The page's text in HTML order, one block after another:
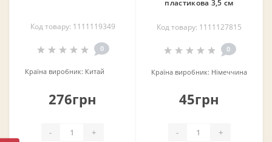
Код товару: 1111119349
0
Країна виробник: Китай
276грн
- +
пластикова 3,5 см
Код товару: 1111127815
0
Країна виробник: Німеччина
45грн
- +